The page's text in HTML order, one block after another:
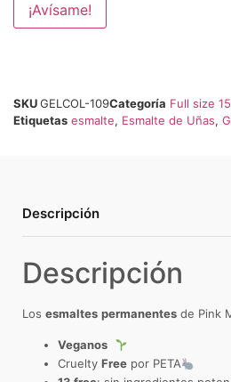
¡Avísame!
SKUGELCOL-109Categoría Full size
Etiquetas esmalte, Esmalte de Uñas,
Descripción
Descripción
Los esmaltes permanentes de Pink
Veganos
Cruelty Free por PETA